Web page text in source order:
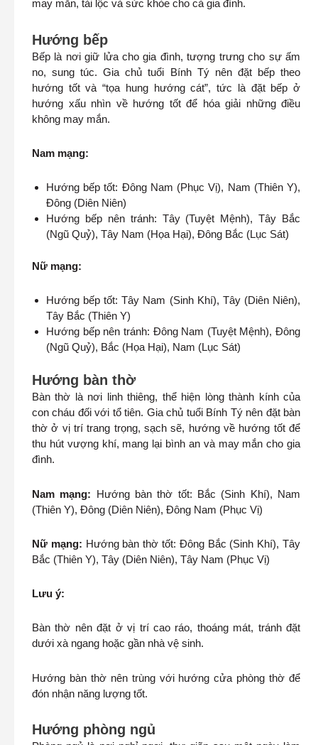
may mắn, tài lộc và sức khỏe cho cả gia đình.
Hướng bếp
Bếp là nơi giữ lửa cho gia đình, tượng trưng cho sự ấm
no, sung túc. Gia chủ tuổi Bính Tý nên đặt bếp theo
hướng tốt và “tọa hung hướng cát”, tức là đặt bếp ở
hướng xấu nhìn về hướng tốt để hóa giải những điều
không may mắn.
Nam mạng:
Hướng bếp tốt: Đông Nam (Phục Vị), Nam (Thiên Y),
Đông (Diên Niên)
Hướng bếp nên tránh: Tây (Tuyệt Mệnh), Tây Bắc
(Ngũ Quỷ), Tây Nam (Họa Hại), Đông Bắc (Lục Sát)
Nữ mạng:
Hướng bếp tốt: Tây Nam (Sinh Khí), Tây (Diên Niên),
Tây Bắc (Thiên Y)
Hướng bếp nên tránh: Đông Nam (Tuyệt Mệnh), Đông
(Ngũ Quỷ), Bắc (Họa Hại), Nam (Lục Sát)
Hướng bàn thờ
Bàn thờ là nơi linh thiêng, thể hiện lòng thành kính của
con cháu đối với tổ tiên. Gia chủ tuổi Bính Tý nên đặt bàn
thờ ở vị trí trang trọng, sạch sẽ, hướng về hướng tốt để
thu hút vượng khí, mang lại bình an và may mắn cho gia
đình.
Nam mạng: Hướng bàn thờ tốt: Bắc (Sinh Khí), Nam
(Thiên Y), Đông (Diên Niên), Đông Nam (Phục Vị)
Nữ mạng: Hướng bàn thờ tốt: Đông Bắc (Sinh Khí), Tây
Bắc (Thiên Y), Tây (Diên Niên), Tây Nam (Phục Vị)
Lưu ý:
Bàn thờ nên đặt ở vị trí cao ráo, thoáng mát, tránh đặt
dưới xà ngang hoặc gần nhà vệ sinh.
Hướng bàn thờ nên trùng với hướng cửa phòng thờ để
đón nhận năng lượng tốt.
Hướng phòng ngủ